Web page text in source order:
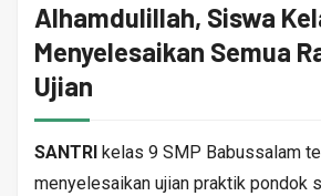
Alhamdulillah, Siswa
Menyelesaikan Semua
Ujian
SANTRI kelas 9 SMP Babussalam
menyelesaikan ujian praktik pondok